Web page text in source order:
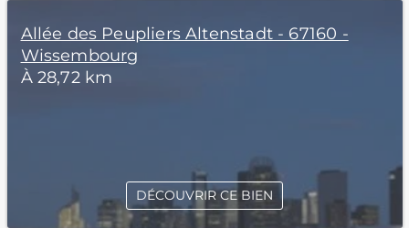
Allée des Peupliers Altenstadt - 67160 -
Wissembourg
À 28,72 km
DÉCOUVRIR CE BIEN